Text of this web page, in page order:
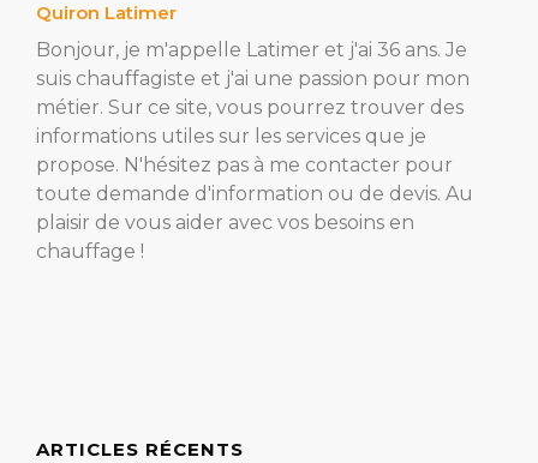
Quiron Latimer
Bonjour, je m'appelle Latimer et j'ai 36 ans. Je
suis chauffagiste et j'ai une passion pour mon
métier. Sur ce site, vous pourrez trouver des
informations utiles sur les services que je
propose. N'hésitez pas à me contacter pour
toute demande d'information ou de devis. Au
plaisir de vous aider avec vos besoins en
chauffage !
ARTICLES RÉCENTS